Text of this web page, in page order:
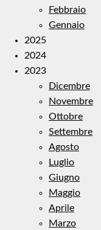
Febbraio
Gennaio
2025
2024
2023
Dicembre
Novembre
Ottobre
Settembre
Agosto
Luglio
Giugno
Maggio
Aprile
Marzo